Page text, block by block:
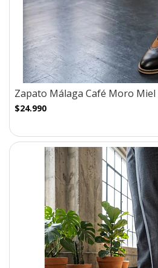
Zapato Málaga Café Moro Miel
$24.990